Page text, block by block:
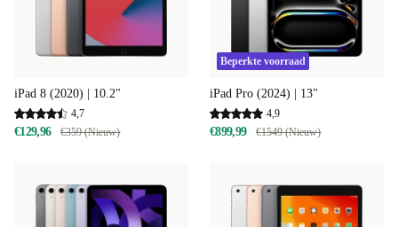
iPad 8 (2020) | 10.2"
4,7
€129,96 €359 (Nieuw)
Beperkte voorraad
iPad Pro (2024) | 13"
4,9
€899,99 €1549 (Nieuw)